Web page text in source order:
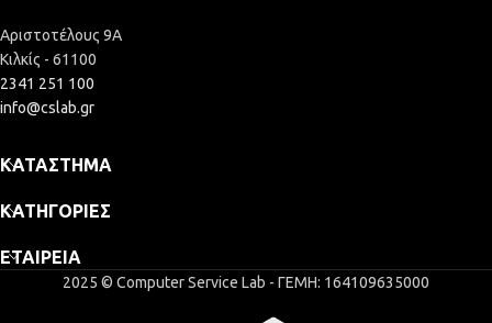
Αριστοτέλους 9Α
Κιλκίς - 61100
2341 251 100
info@cslab.gr
ΚΑΤΆΣΤΗΜΑ
ΚΑΤΗΓΟΡΊΕΣ
ΕΤΑΙΡΕΊΑ
2025 © Computer Service Lab - ΓΕΜΗ: 164109635000